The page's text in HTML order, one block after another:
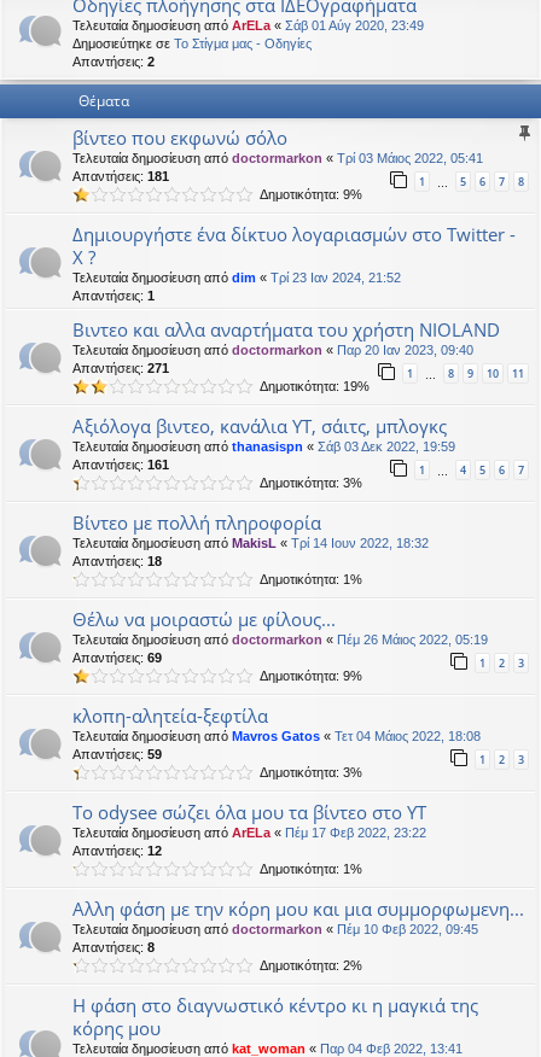
εις
Οδηγίες πλοήγησης στα ΙΔΕΟγραφήματα
Τελευταία δημοσίευση από ArELa « Σάβ 01 Αύγ 2020, 23:49
Δημοσιεύτηκε σε Το Στίγμα μας - Οδηγίες
Απαντήσεις: 2
Θέματα
βίντεο που εκφωνώ σόλο
Τελευταία δημοσίευση από doctormarkon « Τρί 03 Μάιος 2022, 05:41
Απαντήσεις: 181 1 … 5 6 7 8
Δημοτικότητα: 9%
Δημιουργήστε ένα δίκτυο λογαριασμών στο Twitter -
X ?
Τελευταία δημοσίευση από dim « Τρί 23 Ιαν 2024, 21:52
Απαντήσεις: 1
Βιντεο και αλλα αναρτήματα του χρήστη NIOLAND
Τελευταία δημοσίευση από doctormarkon « Παρ 20 Ιαν 2023, 09:40
Απαντήσεις: 271 1 … 8 9 10 11
Δημοτικότητα: 19%
Αξιόλογα βιντεο, κανάλια ΥΤ, σάιτς, μπλογκς
Τελευταία δημοσίευση από thanasispn « Σάβ 03 Δεκ 2022, 19:59
Απαντήσεις: 161 1 … 4 5 6 7
Δημοτικότητα: 3%
Βίντεο με πολλή πληροφορία
Τελευταία δημοσίευση από MakisL « Τρί 14 Ιουν 2022, 18:32
Απαντήσεις: 18
Δημοτικότητα: 1%
Θέλω να μοιραστώ με φίλους...
Τελευταία δημοσίευση από doctormarkon « Πέμ 26 Μάιος 2022, 05:19
Απαντήσεις: 69 1 2 3
Δημοτικότητα: 9%
κλοπη-αλητεία-ξεφτίλα
Τελευταία δημοσίευση από Mavros Gatos « Τετ 04 Μάιος 2022, 18:08
Απαντήσεις: 59 1 2 3
Δημοτικότητα: 3%
Το odysee σώζει όλα μου τα βίντεο στο ΥΤ
Τελευταία δημοσίευση από ArELa « Πέμ 17 Φεβ 2022, 23:22
Απαντήσεις: 12
Δημοτικότητα: 1%
Αλλη φάση με την κόρη μου και μια συμμορφωμενη...
Τελευταία δημοσίευση από doctormarkon « Πέμ 10 Φεβ 2022, 09:45
Απαντήσεις: 8
Δημοτικότητα: 2%
Η φάση στο διαγνωστικό κέντρο κι η μαγκιά της
κόρης μου
Τελευταία δημοσίευση από kat_woman « Παρ 04 Φεβ 2022, 13:41